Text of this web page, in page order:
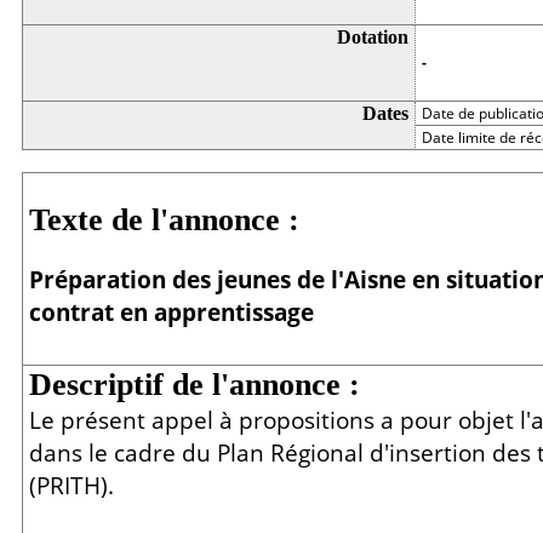
Dotation
-
Dates
Date de
Date limite de
Texte de l'annonce :
Préparation des jeunes de l'Aisne en
contrat en apprentissage
Descriptif de l'annonce :
Le présent appel à propositions a pour objet
dans le cadre du Plan Régional d'insertion
(PRITH).